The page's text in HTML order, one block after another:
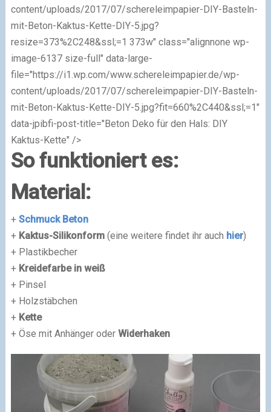
content/uploads/2017/07/schereleimpapier-DIY-Basteln-
mit-Beton-Kaktus-Kette-DIY-5.jpg?
resize=373%2C248&ssl;=1 373w" class="alignnone wp-
image-6137 size-full" data-large-
file="https://i1.wp.com/www.schereleimpapier.de/wp-
content/uploads/2017/07/schereleimpapier-DIY-Basteln-
mit-Beton-Kaktus-Kette-DIY-5.jpg?fit=660%2C440&ssl;=1"
data-jpibfi-post-title="Beton Deko für den Hals: DIY
Kaktus-Kette" />
So funktioniert es:
Material:
+ Schmuck Beton
+ Kaktus-Silikonform (eine weitere findet ihr auch hier)
+ Plastikbecher
+ Kreidefarbe in weiß
+ Pinsel
+ Holzstäbchen
+ Kette
+ Öse mit Anhänger oder Widerhaken